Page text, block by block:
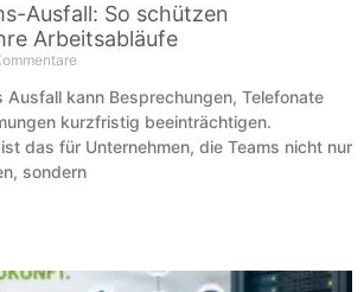
Ausfall: So schützen
Arbeitsabläufe
Ausfall kann Besprechungen, Telefonate
kurzfristig beeinträchtigen.
das für Unternehmen, die Teams nicht nur
sondern